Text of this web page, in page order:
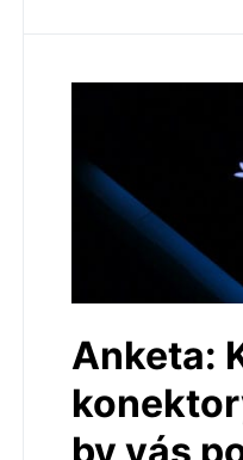
Anketa:
by vás